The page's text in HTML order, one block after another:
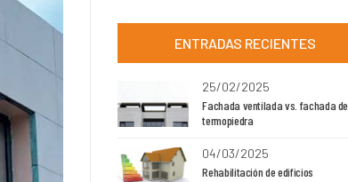
ENTRADAS RECIENTES
25/02/2025
Fachada ventilada vs. fachada de
termopiedra
04/03/2025
Rehabilitación de edificios